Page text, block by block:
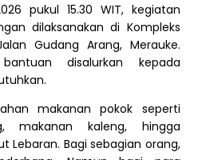
pukul 15.30 WIT, kegiatan
dilaksanakan di Kompleks
Gudang Arang, Merauke.
disalurkan kepada
makanan pokok seperti
makanan kaleng, hingga
Lebaran. Bagi sebagian orang,